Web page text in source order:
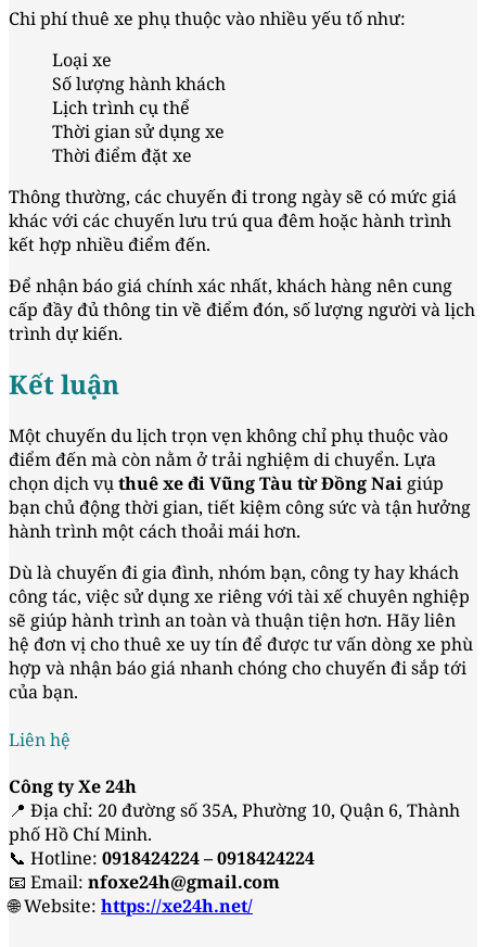
Chi phí thuê xe phụ thuộc vào nhiều yếu tố như:
Loại xe
Số lượng hành khách
Lịch trình cụ thể
Thời gian sử dụng xe
Thời điểm đặt xe
Thông thường, các chuyến đi trong ngày sẽ có mức giá
khác với các chuyến lưu trú qua đêm hoặc hành trình
kết hợp nhiều điểm đến.
Để nhận báo giá chính xác nhất, khách hàng nên cung
cấp đầy đủ thông tin về điểm đón, số lượng người và lịch
trình dự kiến.
Kết luận
Một chuyến du lịch trọn vẹn không chỉ phụ thuộc vào
điểm đến mà còn nằm ở trải nghiệm di chuyển. Lựa
chọn dịch vụthuê xe đi Vũng Tàu từ Đồng Nai giúp
bạn chủ động thời gian, tiết kiệm công sức và tận hưởng
hành trình một cách thoải mái hơn.
Dù là chuyến đi gia đình, nhóm bạn, công ty hay khách
công tác, việc sử dụng xe riêng với tài xế chuyên nghiệp
sẽ giúp hành trình an toàn và thuận tiện hơn. Hãy liên
hệ đơn vị cho thuê xe uy tín để được tư vấn dòng xe phù
hợp và nhận báo giá nhanh chóng cho chuyến đi sắp tới
của bạn.
Liên hệ
Công ty Xe 24h
📍 Địa chỉ: 20 đường số 35A, Phường 10, Quận 6, Thành
phố Hồ Chí Minh.
📞 Hotline: 0918424224 – 0918424224
📧 Email: nfoxe24h@gmail.com
🌐 Website: https://xe24h.net/